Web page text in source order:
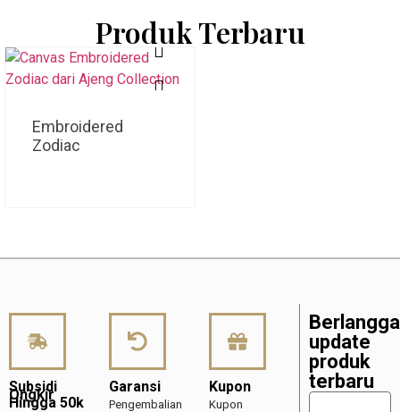
Produk Terbaru
Embroidered
Zodiac
Subsidi
Ongkir
Hingga 50k
Garansi
Pengembalian
Kupon
Kupon
update
produk
terbaru